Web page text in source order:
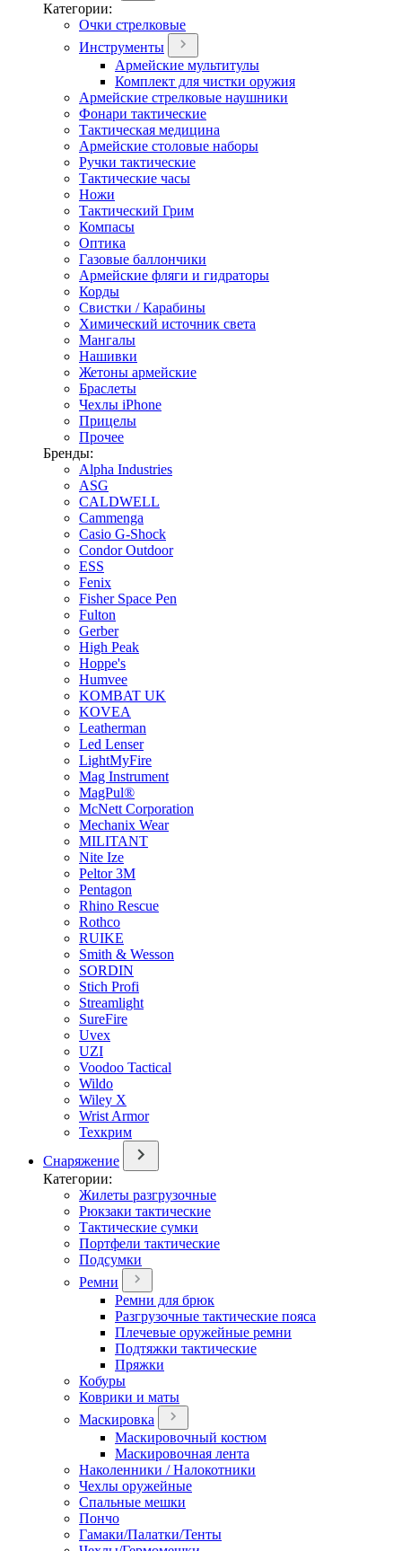
Категории:
Очки стрелковые
Инструменты
Армейские мультитулы
Комплект для чистки оружия
Армейские стрелковые наушники
Фонари тактические
Тактическая медицина
Армейские столовые наборы
Ручки тактические
Тактические часы
Ножи
Тактический Грим
Компасы
Оптика
Газовые баллончики
Армейские фляги и гидраторы
Корды
Свистки / Карабины
Химический источник света
Мангалы
Нашивки
Жетоны армейские
Браслеты
Чехлы iPhone
Прицелы
Прочее
Бренды:
Alpha Industries
ASG
CALDWELL
Cammenga
Casio G-Shock
Condor Outdoor
ESS
Fenix
Fisher Space Pen
Fulton
Gerber
High Peak
Hoppe's
Humvee
KOMBAT UK
KOVEA
Leatherman
Led Lenser
LightMyFire
Mag Instrument
MagPul®
McNett Corporation
Mechanix Wear
MILITANT
Nite Ize
Peltor 3M
Pentagon
Rhino Rescue
Rothco
RUIKE
Smith & Wesson
SORDIN
Stich Profi
Streamlight
SureFire
Uvex
UZI
Voodoo Tactical
Wildo
Wiley X
Wrist Armor
Техкрим
Снаряжение
Категории:
Жилеты разгрузочные
Рюкзаки тактические
Тактические сумки
Портфели тактические
Подсумки
Ремни
Ремни для брюк
Разгрузочные тактические пояса
Плечевые оружейные ремни
Подтяжки тактические
Пряжки
Кобуры
Коврики и маты
Маскировка
Маскировочный костюм
Маскировочная лента
Наколенники / Налокотники
Чехлы оружейные
Спальные мешки
Пончо
Гамаки/Палатки/Тенты